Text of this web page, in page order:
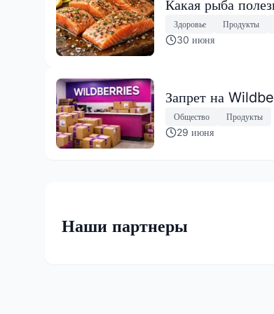
Какая рыба
Здоровье Продукты
30 июня
Запрет на
Общество Продукты
29 июня
Наши партнеры